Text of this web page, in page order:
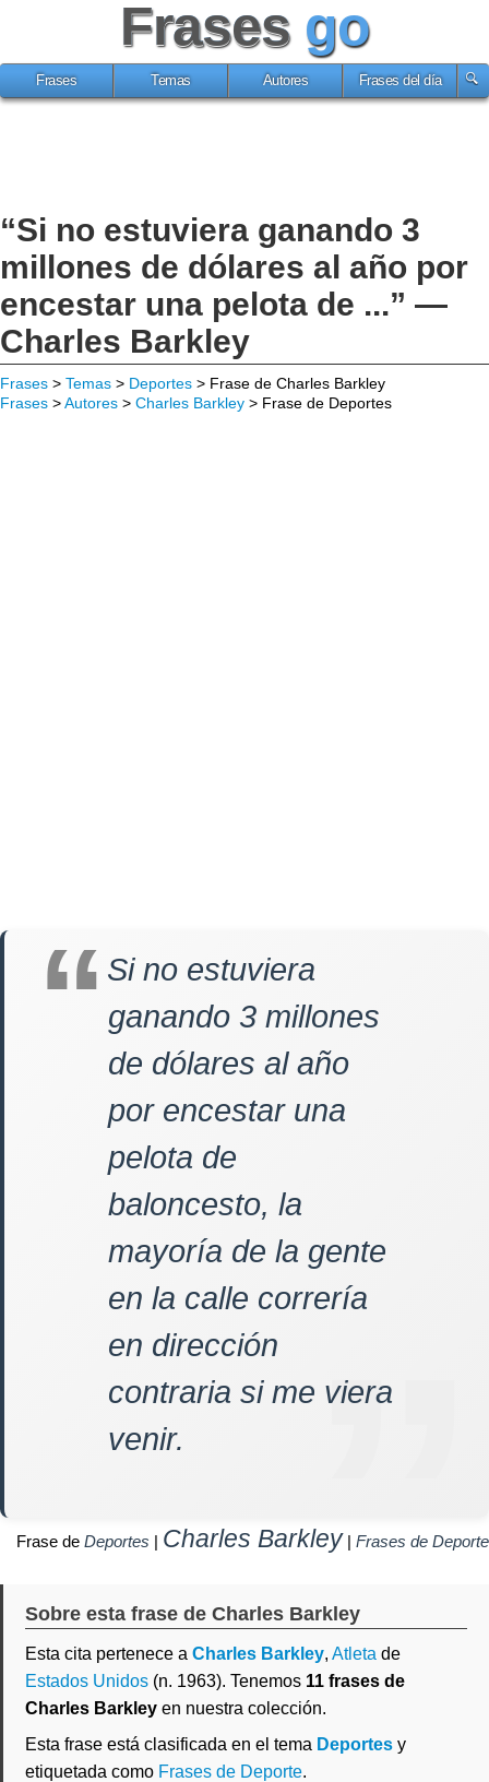
Frases go
Frases Temas Autores Frases del día
“Si no estuviera ganando 3
millones de dólares al año por
encestar una pelota de ...” —
Charles Barkley
Frases > Temas > Deportes > Frase de Charles Barkley
Frases >Autores > Charles Barkley > Frase de Deportes
Si no estuviera
ganando 3 millones
de dólares al año
por encestar una
pelota de
baloncesto, la
mayoría de la gente
en la calle correría
en dirección
contraria si me viera
venir.
Frase de Deportes | Charles Barkley | Frases de Deporte
Sobre esta frase de Charles Barkley
Esta cita pertenece a Charles Barkley, Atleta de
Estados Unidos (n. 1963). Tenemos 11 frases de
Charles Barkley en nuestra colección.
Esta frase está clasificada en el tema Deportes y
etiquetada como Frases de Deporte.